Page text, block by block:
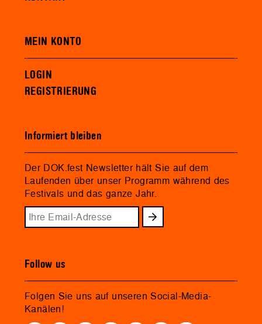
MEIN KONTO
LOGIN
REGISTRIERUNG
Informiert bleiben
Der DOK.fest Newsletter hält Sie auf dem
Laufenden über unser Programm während des
Festivals und das ganze Jahr.
Follow us
Folgen Sie uns auf unseren Social-Media-
Kanälen!